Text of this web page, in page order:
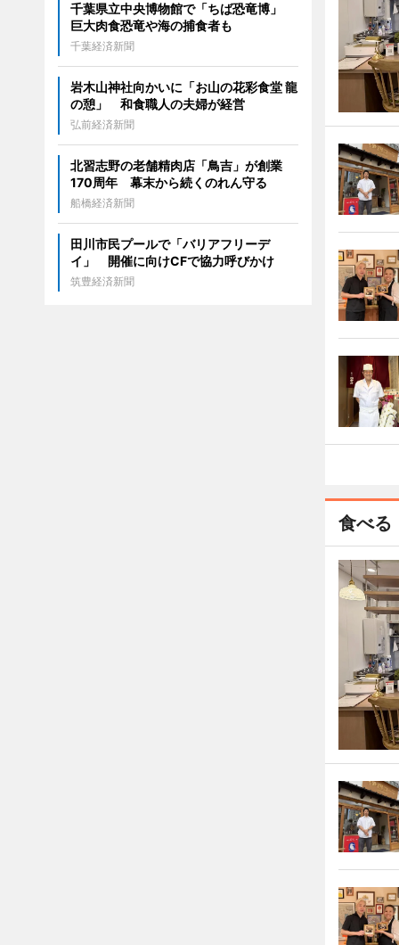
食べる
千葉県立中央博物館で「ちば恐竜博」
巨大肉食恐竜や海の捕食者も
千葉経済新聞
岩木山神社向かいに「お山の花彩食堂 龍
の憩」 和食職人の夫婦が経営
弘前経済新聞
北習志野の老舗精肉店「鳥吉」が創業
170周年 幕末から続くのれん守る
船橋経済新聞
田川市民プールで「バリアフリーデ
イ」 開催に向けCFで協力呼びかけ
筑豊経済新聞